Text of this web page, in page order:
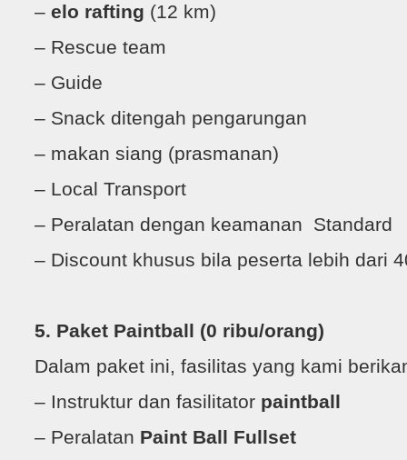
– elo rafting (12 km)
– Rescue team
– Guide
– Snack ditengah pengarungan
– makan siang (prasmanan)
– Local Transport
– Peralatan dengan keamanan Standard
– Discount khusus bila peserta lebih dari
5. Paket Paintball (0 ribu/orang)
Dalam paket ini, fasilitas yang kami
– Instruktur dan fasilitator paintball
– Peralatan Paint Ball Fullset